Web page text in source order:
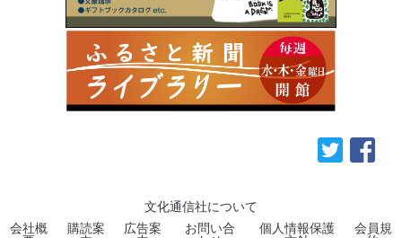
文化通信社について
会社概
購読案
広告案
お問い合
個人情報保護
会員規